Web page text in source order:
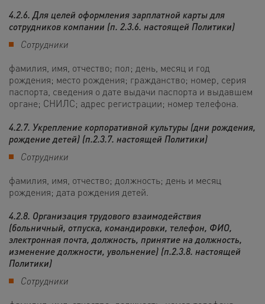
4.2.6. Для целей оформления зарплатной карты для
сотрудников компании (п. 2.3.6. настоящей Политики)
Сотрудники
фамилия, имя, отчество; пол; день, месяц и год
рождения; место рождения; гражданство; номер, серия
паспорта, сведения о дате выдачи паспорта и выдавшем
органе; СНИЛС; адрес регистрации; номер телефона.
4.2.7. Укрепление корпоративной культуры (дни рождения,
рождение детей) (п.2.3.7. настоящей Политики)
Сотрудники
фамилия, имя, отчество; должность; день и месяц
рождения; дата рождения детей.
4.2.8. Организация трудового взаимодействия
(больничный, отпуска, командировки, телефон, ФИО,
электронная почта, должность, принятие на должность,
изменение должности, увольнение) (п.2.3.8. настоящей
Политики)
Сотрудники